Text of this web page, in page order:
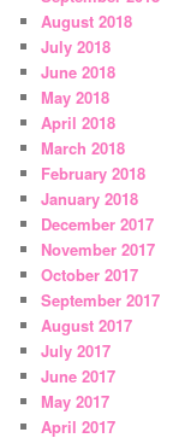
August 2018
July 2018
June 2018
May 2018
April 2018
March 2018
February 2018
January 2018
December 2017
November 2017
October 2017
September 2017
August 2017
July 2017
June 2017
May 2017
April 2017